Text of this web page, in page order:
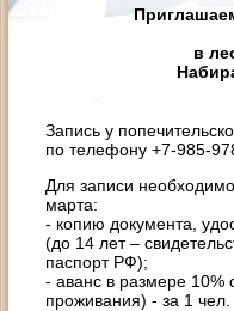
в
Запись у
по телефону +7-985-
Для записи
марта:
- копию документа,
(до 14 лет –
паспорт РФ);
- аванс в размере 10%
проживания) - за 1 чел.